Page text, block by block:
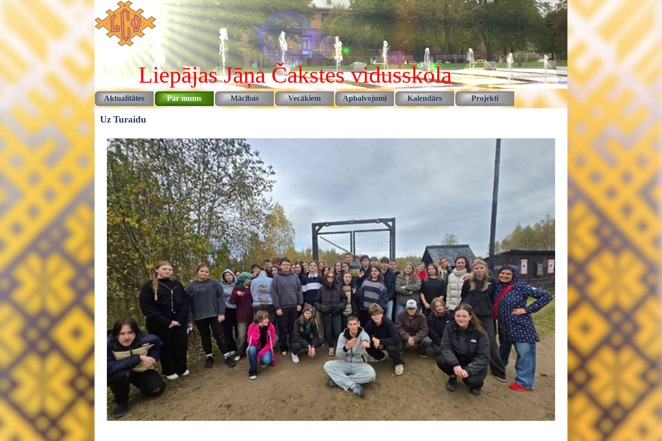
Pāriet uz saturu
Liepājas Jāņa Čakstes vidusskola
Izlaist izvēlni
Aktualitātes Par mums ▼
Mācības ▼
Vecākiem ▼
Apbalvojumi ▼
Kalendārs ▼
Projekti ▼
Uz Turaidu